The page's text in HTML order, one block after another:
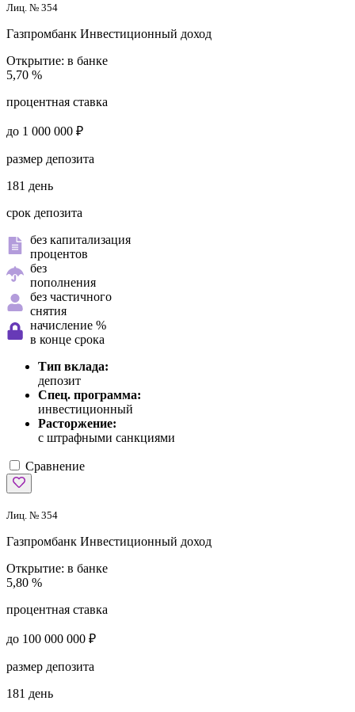
Лиц. № 354
Газпромбанк Инвестиционный доход
Открытие: в банке
5,70 %
процентная ставка
до 1 000 000 ₽
размер депозита
181 день
срок депозита
без капитализация
процентов
без
пополнения
без частичного
снятия
начисление %
в конце срока
Тип вклада:
депозит
Спец. программа:
инвестиционный
Расторжение:
с штрафными санкциями
Сравнение
Лиц. № 354
Газпромбанк Инвестиционный доход
Открытие: в банке
5,80 %
процентная ставка
до 100 000 000 ₽
размер депозита
181 день